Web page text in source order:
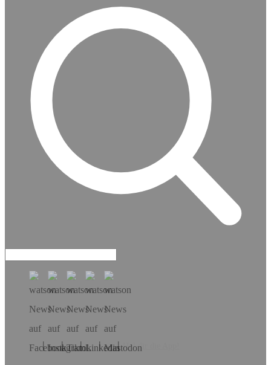
Hol dir die App!